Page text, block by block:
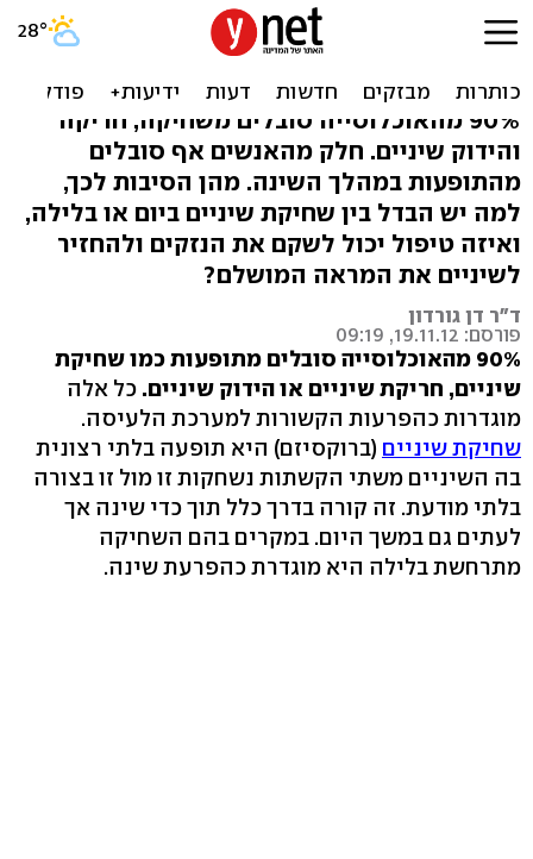
בגלל הלחץ: מה הטיפול היעיל
לשחיקת שיניים?
90% מהאוכלוסייה סובלים משחיקה, חריקה
והידוק שיניים. חלק מהאנשים אף סובלים
מהתופעות במהלך השינה. מהן הסיבות לכך,
למה יש הבדל בין שחיקת שיניים ביום או בלילה,
ואיזה טיפול יכול לשקם את הנזקים ולהחזיר
לשיניים את המראה המושלם?
ד"ר דן גורדון
פורסם: 19.11.12, 09:19
90% מהאוכלוסייה סובלים מתופעות כמו שחיקת
שיניים, חריקת שיניים או הידוק שיניים. כל אלה
מוגדרות כהפרעות הקשורות למערכת הלעיסה.
שחיקת שיניים (ברוקסיזם) היא תופעה בלתי רצונית
בה השיניים משתי הקשתות נשחקות זו מול זו בצורה
בלתי מודעת. זה קורה בדרך כלל תוך כדי שינה אך
לעתים גם במשך היום. במקרים בהם השחיקה
מתרחשת בלילה היא מוגדרת כהפרעת שינה.